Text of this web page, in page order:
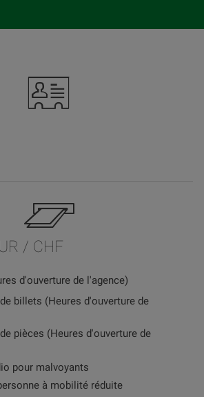
/ CHF
d'ouverture de l'agence)
billets (Heures d'ouverture de
pièces (Heures d'ouverture de
pour malvoyants
à mobilité réduite